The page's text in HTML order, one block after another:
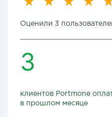
Оценили 3
3
клиентов Portmone
в прошлом месяце